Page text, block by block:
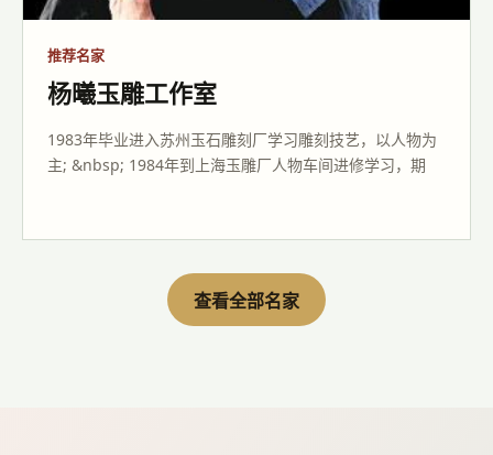
推荐名家
杨曦玉雕工作室
1983年毕业进入苏州玉石雕刻厂学习雕刻技艺，以人物为
主; &nbsp; 1984年到上海玉雕厂人物车间进修学习，期
查看全部名家